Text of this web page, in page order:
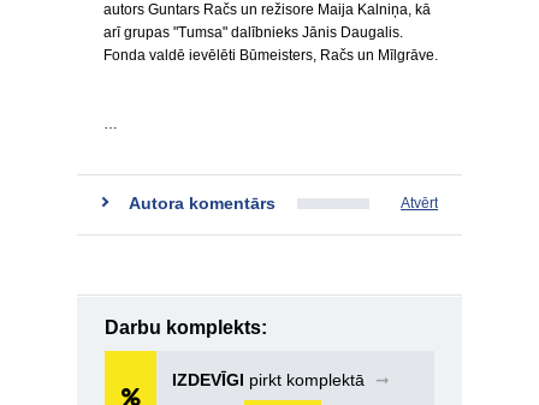
autors Guntars Račs un režisore Maija Kalniņa, kā
arī grupas "Tumsa" dalībnieks Jānis Daugalis.
Fonda valdē ievēlēti Būmeisters, Račs un Mīlgrāve.
…
Autora komentārs Atvērt
Darbu komplekts:
IZDEVĪGI pirkt komplektā
➞